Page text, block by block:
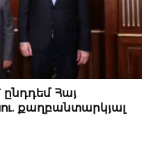
Հայ
քաղբանտարկյալ